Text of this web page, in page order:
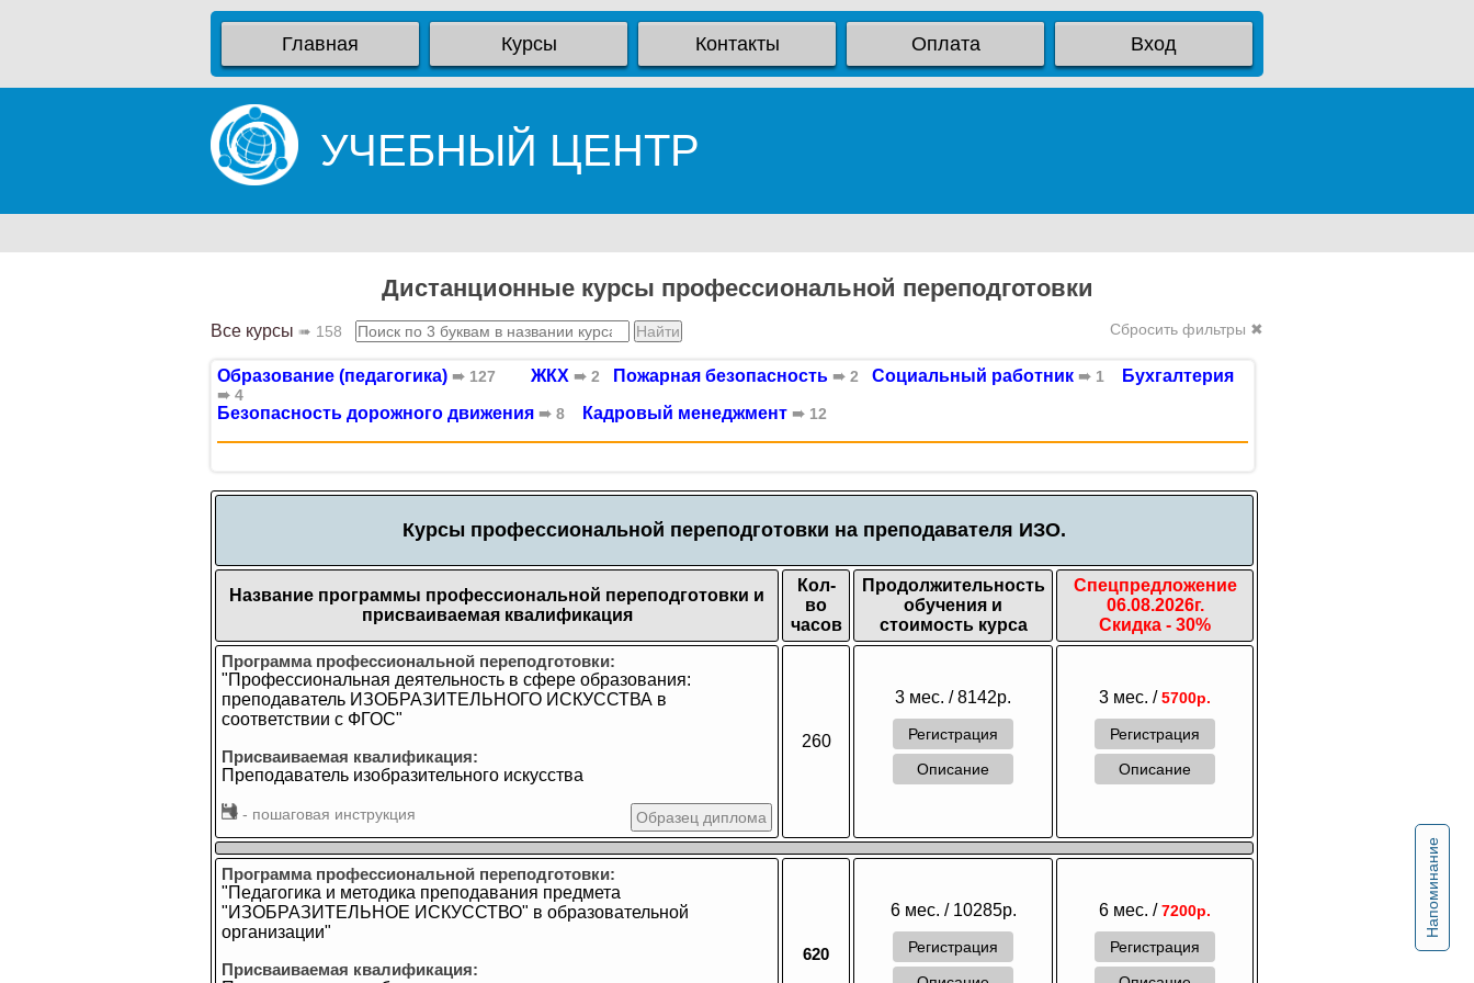
Главная Курсы Контакты Оплата Вход
УЧЕБНЫЙ ЦЕНТР
Напоминание
Дистанционные курсы профессиональной переподготовки
Все курсы ➠ 158 Сбросить фильтры ✖
Образование (педагогика) ➠ 127 ЖКХ ➠ 2 Пожарная безопасность ➠ 2 Социальный работник ➠ 1 Бухгалтерия
➠ 4
Безопасность дорожного движения ➠ 8 Кадровый менеджмент ➠ 12
Курсы профессиональной переподготовки на преподавателя ИЗО.
Название программы профессиональной переподготовки и
присваиваемая квалификация
Кол-
во
часов
Продолжительность
обучения и
стоимость курса
Спецпредложение
06.08.2026г.
Скидка - 30%
Программа профессиональной переподготовки:
"Профессиональная деятельность в сфере образования:
преподаватель ИЗОБРАЗИТЕЛЬНОГО ИСКУССТВА в
соответствии с ФГОС"
Присваиваемая квалификация:
Преподаватель изобразительного искусства
- пошаговая инструкция Образец диплома
260
3 мес. / 8142р.
Регистрация
Описание
3 мес. /5700р.
Регистрация
Описание
Программа профессиональной переподготовки:
"Педагогика и методика преподавания предмета
"ИЗОБРАЗИТЕЛЬНОЕ ИСКУССТВО" в образовательной
организации"
Присваиваемая квалификация:
620
6 мес. / 10285р.
Регистрация
6 мес. /7200р.
Регистрация